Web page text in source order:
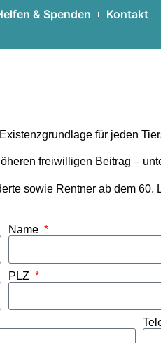
& Spenden Kontakt
für jeden
freiwilligen Beitrag –
sowie Rentner ab dem
Name
PLZ